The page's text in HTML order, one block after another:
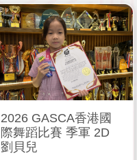
2026 GASCA香港國
際舞蹈比賽 季軍 2D
劉貝兒